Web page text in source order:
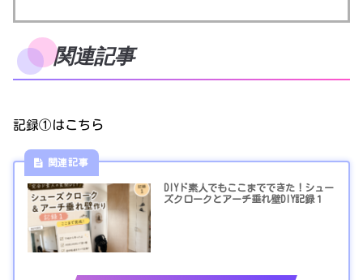
関連記事
記録①はこちら
DIYド素人でもここまでできた！シュー
ズクロークとアーチ垂れ壁DIY記録１